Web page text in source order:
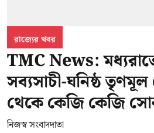
রাজ্যের খবর
TMC News:
সব্যসাচী-ঘনিষ্ঠ তৃণমূল
থেকে কেজি কেজি
নিজস্ব সংবাদদাতা